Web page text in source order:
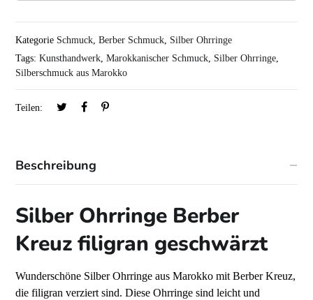
Kategorie Schmuck,Berber Schmuck, Silber Ohrringe
Tags:Kunsthandwerk,Marokkanischer Schmuck, Silber Ohrringe,
Silberschmuck aus Marokko
Teilen:
Beschreibung
Silber Ohrringe Berber
Kreuz filigran geschwärzt
Wunderschöne Silber Ohrringe aus Marokko mit Berber Kreuz,
die filigran verziert sind. Diese Ohrringe sind leicht und